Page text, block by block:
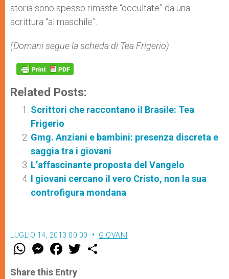
storia sono spesso rimaste “occultate” da una
scrittura “al maschile”.
(Domani segue la scheda di Tea Frigerio)
Related Posts:
Scrittori che raccontano il Brasile: Tea
Frigerio
Gmg. Anziani e bambini: presenza discreta e
saggia tra i giovani
L’affascinante proposta del Vangelo
I giovani cercano il vero Cristo, non la sua
controfigura mondana
LUGLIO 14, 2013 00:00 GIOVANI
W
t
M
e
s
F
a
e
w
Share this Entry